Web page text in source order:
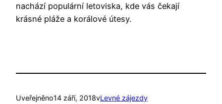
nachází populární letoviska, kde vás čekají
krásné pláže a korálové útesy.
Uveřejněno14 září, 2018vLevné zájezdy